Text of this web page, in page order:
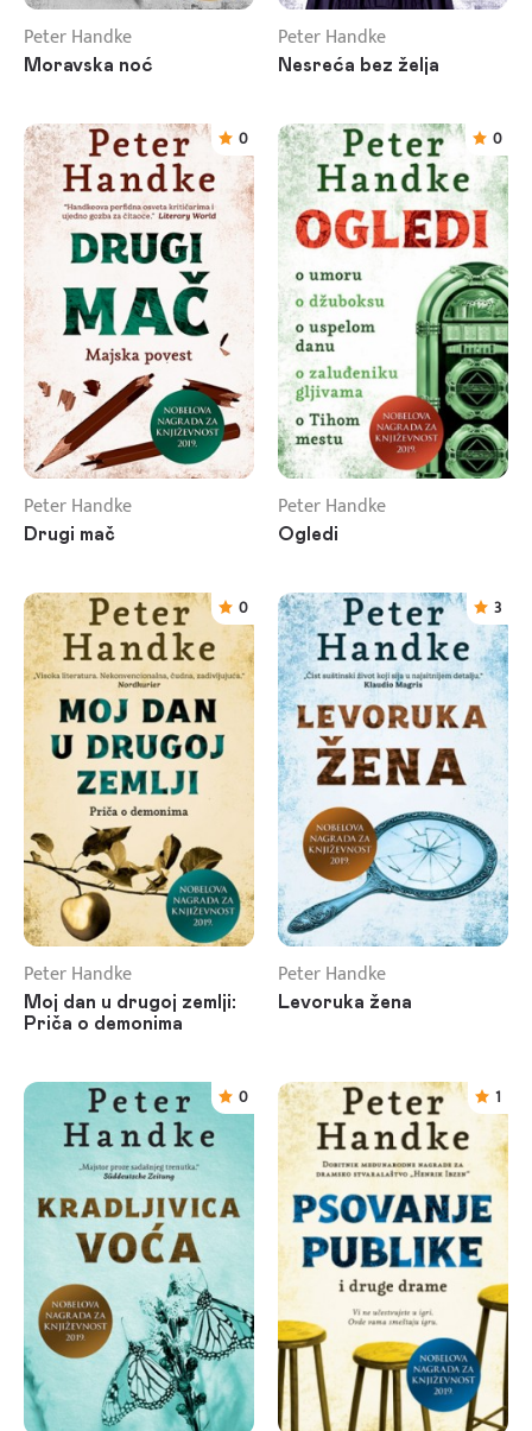
Peter Handke
Moravska noć
Peter Handke
Nesreća bez želja
0
Peter Handke
Drugi mač
0
Peter Handke
Ogledi
0
Peter Handke
Moj dan u drugoj zemlji:
Priča o demonima
3
Peter Handke
Levoruka žena
0 1